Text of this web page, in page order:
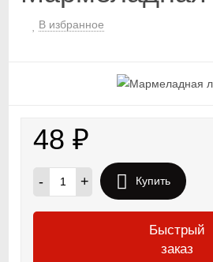
В избранное
48 ₽
- + Купить
Быстрый
заказ